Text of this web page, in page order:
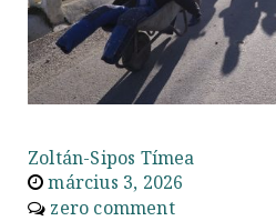
Zoltán-Sipos Tímea
március 3, 2026
zero comment